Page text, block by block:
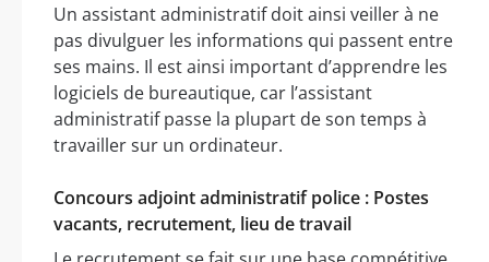
Un assistant administratif doit ainsi veiller à ne
pas divulguer les informations qui passent entre
ses mains. Il est ainsi important d’apprendre les
logiciels de bureautique, car l’assistant
administratif passe la plupart de son temps à
travailler sur un ordinateur.
Concours adjoint administratif police : Postes
vacants, recrutement, lieu de travail